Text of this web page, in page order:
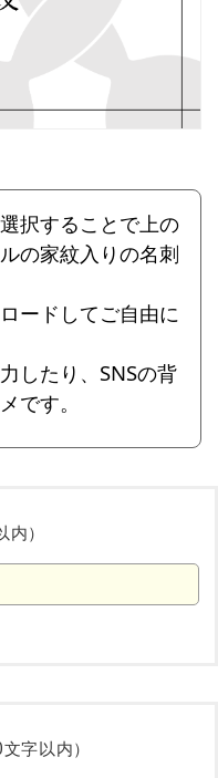
択することで上の
の家紋入りの名刺
ードしてご自由に
したり、SNSの背
です。
）
字以内）